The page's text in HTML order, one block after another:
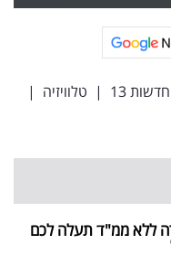
חדשות 13 | טלוויזיה |
ללא ממ"ד תעלה לכם